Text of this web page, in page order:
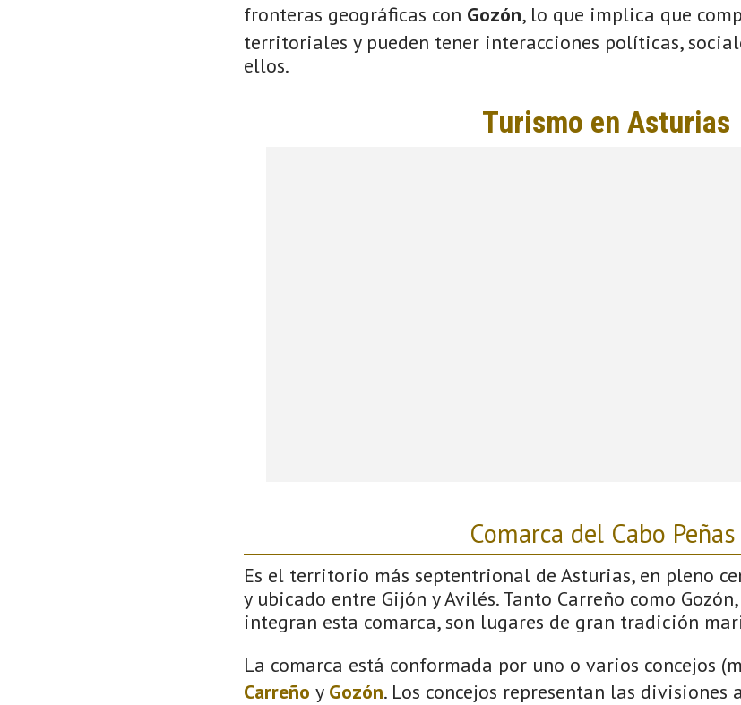
fronteras geográficas con Gozón, lo que implica que
territoriales y pueden tener interacciones políticas,
ellos.
Comarca del Cabo Peñas
Es el territorio más septentrional de Asturias, en pleno
y ubicado entre Gijón y Avilés. Tanto Carreño como
integran esta comarca, son lugares de gran tradición
La comarca está conformada por uno o varios concejos
Carreño y Gozón. Los concejos representan las